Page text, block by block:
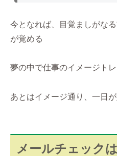
今となれば、目覚ましがなる
が覚める
夢の中で仕事のイメージト
あとはイメージ通り、一日
メールチェック